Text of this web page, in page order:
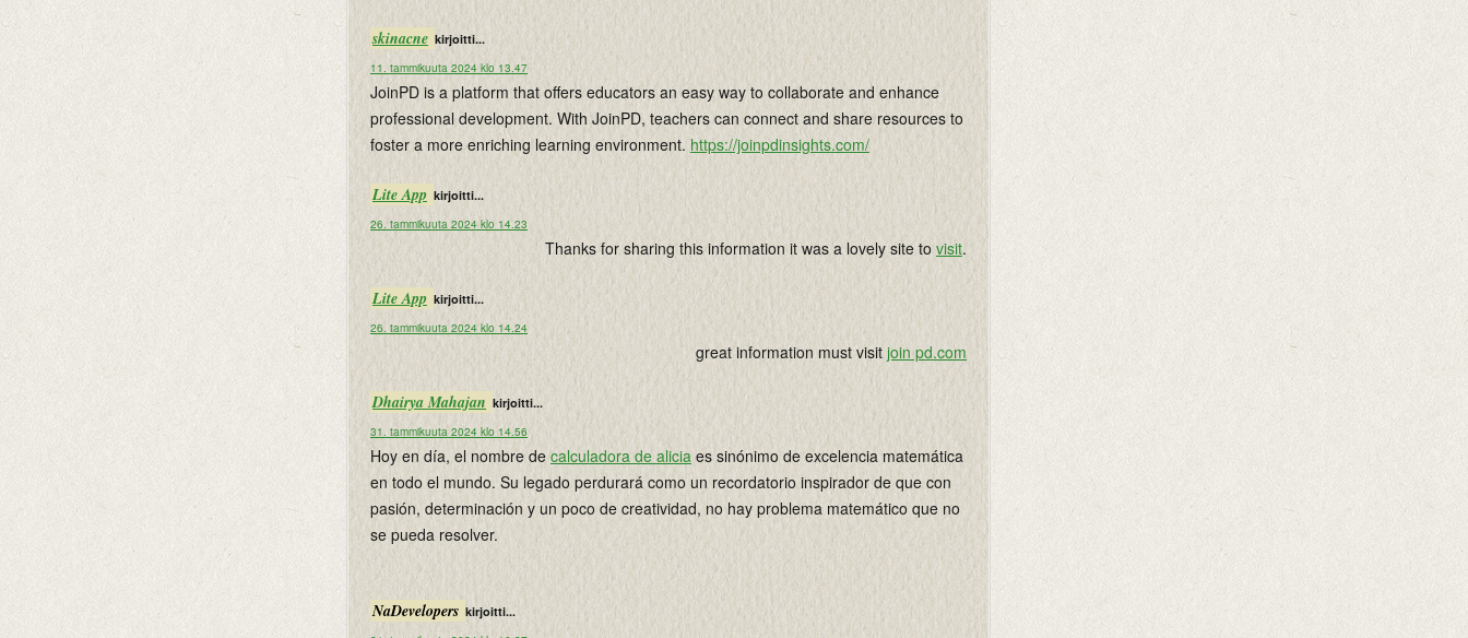
skinacne kirjoitti...
11. tammikuuta 2024 klo 13.47
JoinPD is a platform that offers educators an easy way to collaborate and enhance
professional development. With JoinPD, teachers can connect and share resources to
foster a more enriching learning environment. https://joinpdinsights.com/
Lite App kirjoitti...
26. tammikuuta 2024 klo 14.23
Thanks for sharing this information it was a lovely site to visit.
Lite App kirjoitti...
26. tammikuuta 2024 klo 14.24
great information must visit join pd.com
Dhairya Mahajan kirjoitti...
31. tammikuuta 2024 klo 14.56
Hoy en día, el nombre de calculadora de alicia es sinónimo de excelencia matemática
en todo el mundo. Su legado perdurará como un recordatorio inspirador de que con
pasión, determinación y un poco de creatividad, no hay problema matemático que no
se pueda resolver.
NaDevelopers kirjoitti...